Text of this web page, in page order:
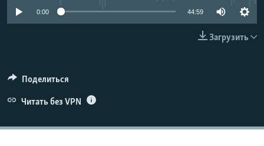
ПОБЕДИТЕЛЕЙ НЕ СУДЯТ?
УКРАИНСКАЯ ПРОБЛЕМА КРЫМА
ПРИСОЕДИНЯЙТЕСЬ!
0:00 44:59
Загрузить
Поделиться
Читать без VPN